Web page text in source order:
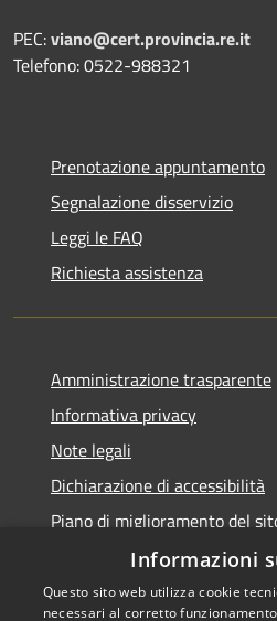
PEC:viano@cert.provincia.re.it
Telefono: 0522-988321
Prenotazione appuntamento
Segnalazione disservizio
Leggi le FAQ
Richiesta assistenza
Amministrazione trasparente
Informativa privacy
Note legali
Dichiarazione di accessibilità
Piano di miglioramento del
Informazioni
Questo sito web utilizza cookie
necessari al corretto